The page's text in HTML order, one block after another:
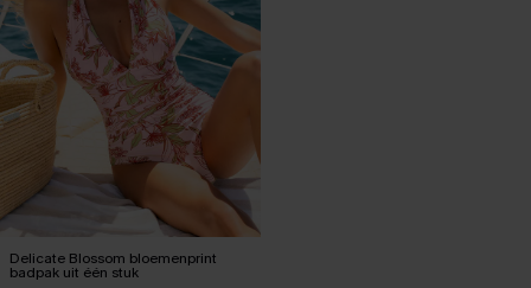
Delicate Blossom bloemenprint
badpak uit één stuk